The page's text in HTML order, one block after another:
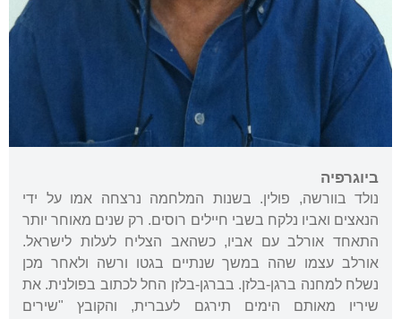
ביוגרפיה
נולד בוורשה, פולין. בשנות המלחמה נרצחה אמו על ידי
הנאצים ואביו נלקח בשבי חיילים רוסים. רק שנים מאוחר יותר
התאחד אורלב עם אביו, כשהאב הצליח לעלות לישראל.
אורלב עצמו שהה במשך שנתיים בגטו ורשה ולאחר מכן
נשלח למחנה ברגן-בלזן. בברגן-בלזן החל לכתוב בפולנית. את
שיריו מאותם הימים תירגם לעברית, והקובץ "שירים